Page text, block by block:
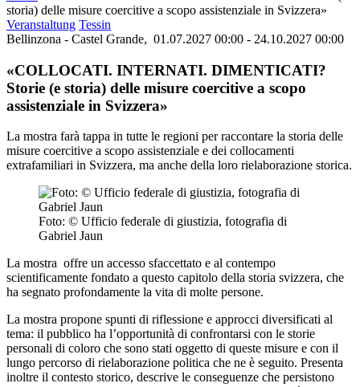
storia) delle misure coercitive a scopo assistenziale in Svizzera»
Veranstaltung Tessin
Bellinzona - Castel Grande, 01.07.2027 00:00 - 24.10.2027 00:00
«COLLOCATI. INTERNATI. DIMENTICATI?
Storie (e storia) delle misure coercitive a scopo
assistenziale in Svizzera»
La mostra farà tappa in tutte le regioni per raccontare la storia delle
misure coercitive a scopo assistenziale e dei collocamenti
extrafamiliari in Svizzera, ma anche della loro rielaborazione storica.
Foto: © Ufficio federale di giustizia, fotografia di
Gabriel Jaun
La mostra offre un accesso sfaccettato e al contempo
scientificamente fondato a questo capitolo della storia svizzera, che
ha segnato profondamente la vita di molte persone.
La mostra propone spunti di riflessione e approcci diversificati al
tema: il pubblico ha l’opportunità di confrontarsi con le storie
personali di coloro che sono stati oggetto di queste misure e con il
lungo percorso di rielaborazione politica che ne è seguito. Presenta
inoltre il contesto storico, descrive le conseguenze che persistono